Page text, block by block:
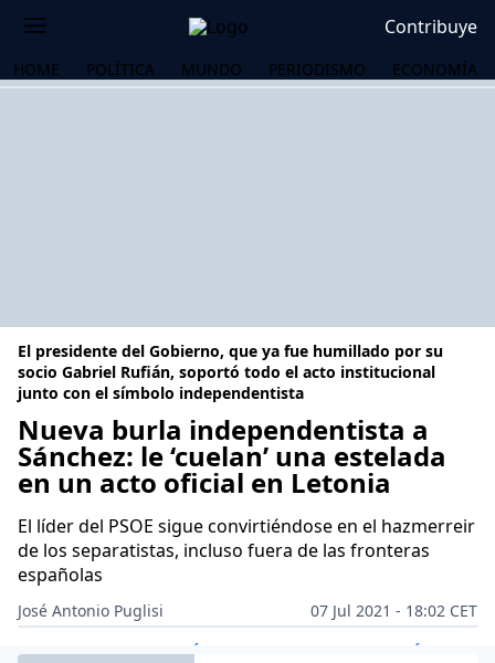
Contribuye
HOME POLÍTICA MUNDO PERIODISMO ECONOMÍA
El presidente del Gobierno, que ya fue humillado por su
socio Gabriel Rufián, soportó todo el acto institucional
junto con el símbolo independentista
Nueva burla independentista a
Sánchez: le ‘cuelan’ una estelada
en un acto oficial en Letonia
El líder del PSOE sigue convirtiéndose en el hazmerreir
de los separatistas, incluso fuera de las fronteras
españolas
José Antonio Puglisi
07 Jul 2021 - 18:02 CET
Archivado en: AUTONOMÍAS PARTIDOS POLÍTICOS